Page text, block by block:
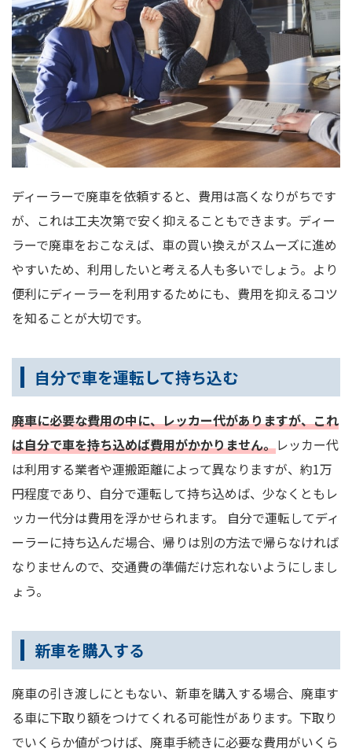
ディーラーで廃車を依頼すると、費用は高くなりがちです
が、これは工夫次第で安く抑えることもできます。ディー
ラーで廃車をおこなえば、車の買い換えがスムーズに進め
やすいため、利用したいと考える人も多いでしょう。より
便利にディーラーを利用するためにも、費用を抑えるコツ
を知ることが大切です。
自分で車を運転して持ち込む
廃車に必要な費用の中に、レッカー代がありますが、これ
は自分で車を持ち込めば費用がかかりません。レッカー代
は利用する業者や運搬距離によって異なりますが、約1万
円程度であり、自分で運転して持ち込めば、少なくともレ
ッカー代分は費用を浮かせられます。 自分で運転してディ
ーラーに持ち込んだ場合、帰りは別の方法で帰らなければ
なりませんので、交通費の準備だけ忘れないようにしまし
ょう。
新車を購入する
廃車の引き渡しにともない、新車を購入する場合、廃車す
る車に下取り額をつけてくれる可能性があります。下取り
でいくらか値がつけば、廃車手続きに必要な費用がいくら